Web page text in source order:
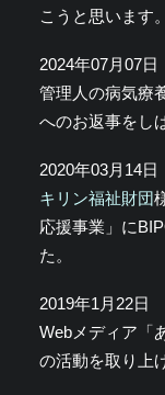
こうと思います。
2024年07月07日
管理人の病気療
へのお返事をし
2020年03月14日
キリン福祉財団
応援事業」に
た。
2019年1月22日
Webメディア「
の活動を取り上